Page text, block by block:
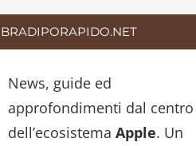
r
c
f
o
r
c
BRADIPORAPIDO.NET
News, guide ed
approfondimenti dal centro
dell’ecosistema Apple. Un